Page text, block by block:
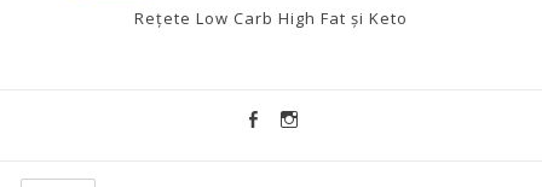
Rețete Low Carb High Fat și Keto